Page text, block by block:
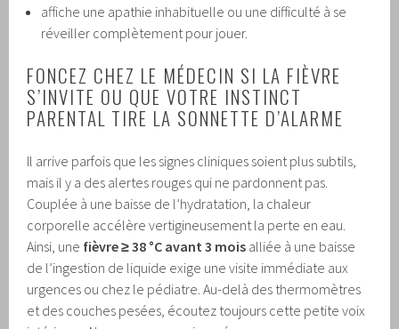
affiche une apathie inhabituelle ou une difficulté à se
réveiller complètement pour jouer.
FONCEZ CHEZ LE MÉDECIN SI LA FIÈVRE
S’INVITE OU QUE VOTRE INSTINCT
PARENTAL TIRE LA SONNETTE D’ALARME
Il arrive parfois que les signes cliniques soient plus subtils,
mais il y a des alertes rouges qui ne pardonnent pas.
Couplée à une baisse de l’hydratation, la chaleur
corporelle accélère vertigineusement la perte en eau.
Ainsi, une fièvre ≥ 38 °C avant 3 mois alliée à une baisse
de l’ingestion de liquide exige une visite immédiate aux
urgences ou chez le pédiatre. Au-delà des thermomètres
et des couches pesées, écoutez toujours cette petite voix